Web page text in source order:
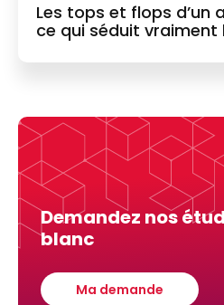
Les tops et flops d’un
ce qui séduit vraiment
Demandez nos
blanc
Ma demande